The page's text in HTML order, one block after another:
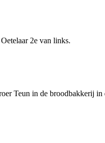
2e van links.
Teun in de broodbakkerij